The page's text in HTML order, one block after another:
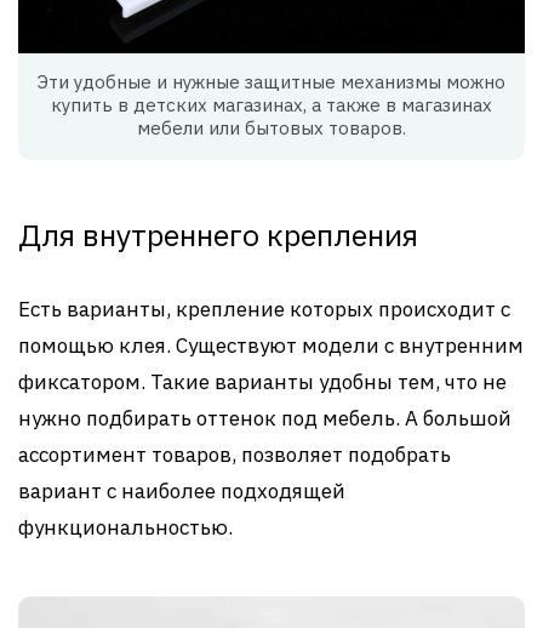
Эти удобные и нужные защитные механизмы можно
купить в детских магазинах, а также в магазинах
мебели или бытовых товаров.
Для внутреннего крепления
Есть варианты, крепление которых происходит с
помощью клея. Существуют модели с внутренним
фиксатором. Такие варианты удобны тем, что не
нужно подбирать оттенок под мебель. А большой
ассортимент товаров, позволяет подобрать
вариант с наиболее подходящей
функциональностью.